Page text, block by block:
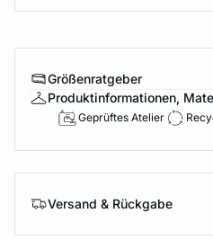
Größenratgeber
Produktinformationen,
Geprüftes Atelier
Versand & Rückgabe